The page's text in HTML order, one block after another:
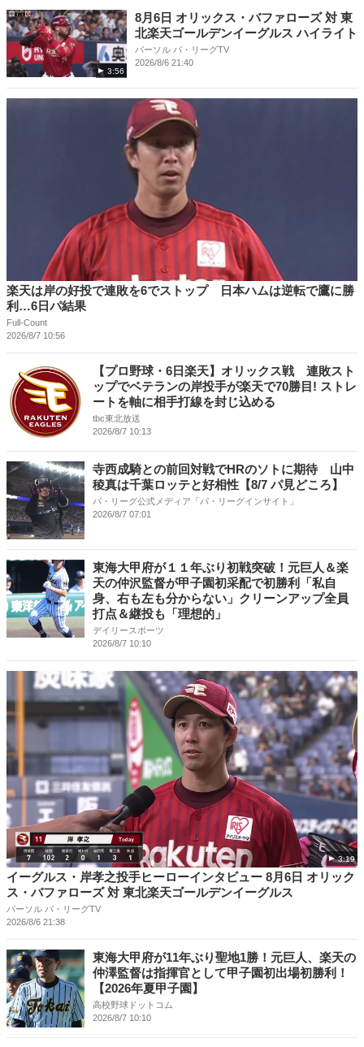
3:56
8月6日 オリックス・バファローズ 対 東
北楽天ゴールデンイーグルス ハイライト
パーソル パ・リーグTV
2026/8/6 21:40
楽天は岸の好投で連敗を6でストップ 日本ハムは逆転で鷹に勝
利…6日パ結果
Full-Count
2026/8/7 10:56
【プロ野球・6日楽天】オリックス戦 連敗スト
ップでベテランの岸投手が楽天で70勝目! ストレ
ートを軸に相手打線を封じ込める
tbc東北放送
2026/8/7 10:13
寺西成騎との前回対戦でHRのソトに期待 山中
稜真は千葉ロッテと好相性【8/7 パ見どころ】
パ・リーグ公式メディア「パ・リーグインサイト」
2026/8/7 07:01
東海大甲府が１１年ぶり初戦突破！元巨人＆楽
天の仲沢監督が甲子園初采配で初勝利「私自
身、右も左も分からない」クリーンアップ全員
打点＆継投も「理想的」
デイリースポーツ
2026/8/7 10:10
3:19
イーグルス・岸孝之投手ヒーローインタビュー 8月6日 オリック
ス・バファローズ 対 東北楽天ゴールデンイーグルス
パーソル パ・リーグTV
2026/8/6 21:38
東海大甲府が11年ぶり聖地1勝！元巨人、楽天の
仲澤監督は指揮官として甲子園初出場初勝利！
【2026年夏甲子園】
高校野球ドットコム
2026/8/7 10:10